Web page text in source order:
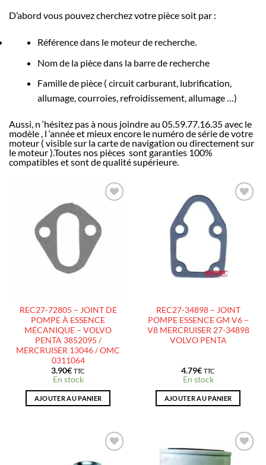
D’abord vous pouvez cherchez votre pièce soit par :
Référence dans le moteur de recherche.
Nom de la pièce dans la barre de recherche
Famille de pièce ( circuit carburant, lubrification,
allumage, courroies, refroidissement, allumage …)
Aussi, n ‘hésitez pas à nous joindre au 05.59.77.16.35 avec le
modèle , l ‘année et mieux encore le numéro de série de votre
moteur ( visible sur la carte de navigation ou directement sur
le moteur ).Toutes nos pièces sont garanties 100%
compatibles et sont de qualité supérieure.
AJOUTER
À LA
LISTE
D’ENVIES
REC27-72805 – JOINT DE
POMPE À ESSENCE
MÉCANIQUE – VOLVO
PENTA 3852095 /
MERCRUISER 13046 / OMC
0311064
3.90€ TTC
En stock
AJOUTER AU PANIER
AJOUTER
À LA
LISTE
D’ENVIES
REC27-34898 – JOINT
POMPE ESSENCE GM V6 –
V8 MERCRUISER 27-34898
VOLVO PENTA
4.79€ TTC
En stock
AJOUTER AU PANIER
AJOUTER
AJOUTER